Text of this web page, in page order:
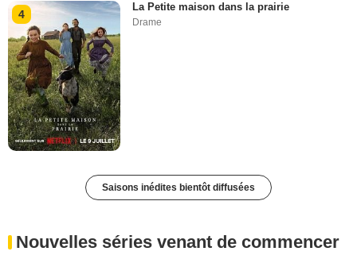
4
La Petite maison dans la prairie
Drame
Saisons inédites bientôt diffusées
Nouvelles séries venant de commencer